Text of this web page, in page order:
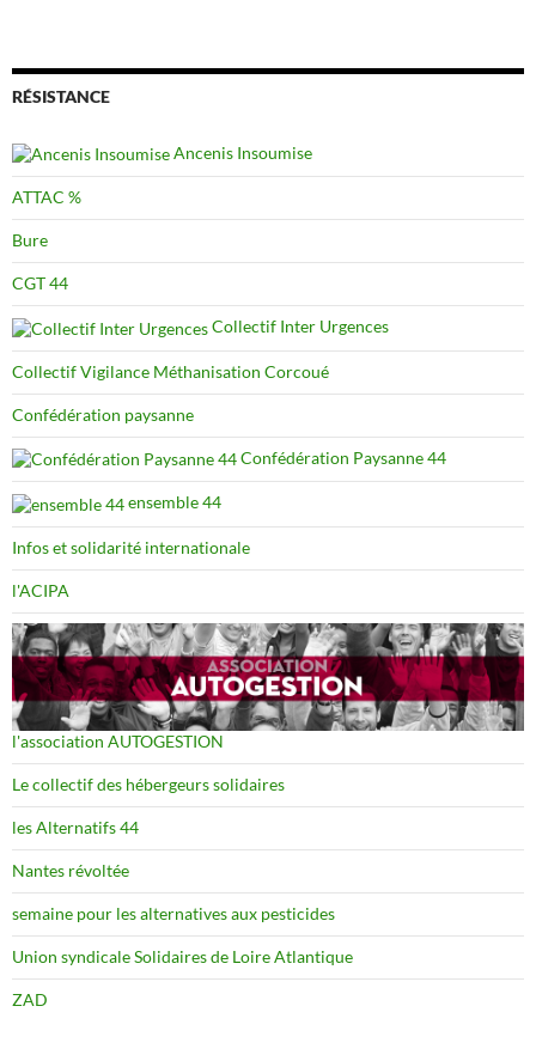
RÉSISTANCE
Ancenis Insoumise
ATTAC %
Bure
CGT 44
Collectif Inter Urgences
Collectif Vigilance Méthanisation Corcoué
Confédération paysanne
Confédération Paysanne 44
ensemble 44
Infos et solidarité internationale
l'ACIPA
l'association AUTOGESTION
Le collectif des hébergeurs solidaires
les Alternatifs 44
Nantes révoltée
semaine pour les alternatives aux pesticides
Union syndicale Solidaires de Loire Atlantique
ZAD